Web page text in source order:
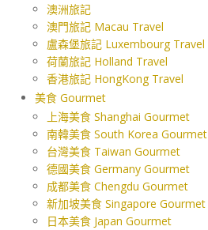
澳洲旅記
澳門旅記 Macau Travel
盧森堡旅記 Luxembourg Travel
荷蘭旅記 Holland Travel
香港旅記 HongKong Travel
美食 Gourmet
上海美食 Shanghai Gourmet
南韓美食 South Korea Gourmet
台灣美食 Taiwan Gourmet
德國美食 Germany Gourmet
成都美食 Chengdu Gourmet
新加坡美食 Singapore Gourmet
日本美食 Japan Gourmet